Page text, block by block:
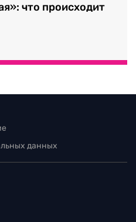
что происходит
данных